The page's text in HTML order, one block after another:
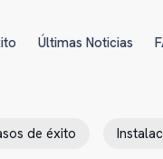
Últimas Noticias
de éxito